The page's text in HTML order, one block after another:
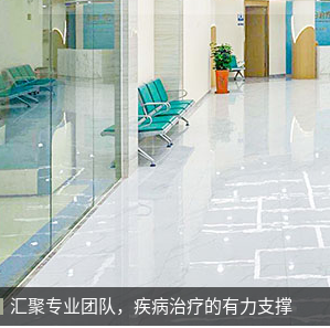
汇聚专业团队，疾病治疗的有力支撑